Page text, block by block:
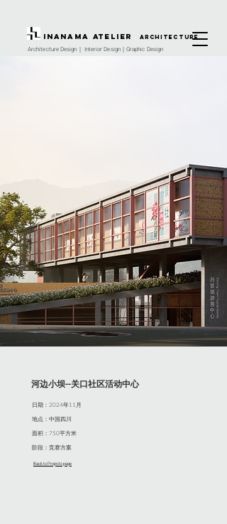
INANAMA Atelier architecture
Architecture Design｜ Interior Design｜Graphic Design
​河边小坝--关口社区活动中心
日期：2024年11月
地点：中国四川
面积：750平方米
阶段：竞赛方案
Back to Projects page